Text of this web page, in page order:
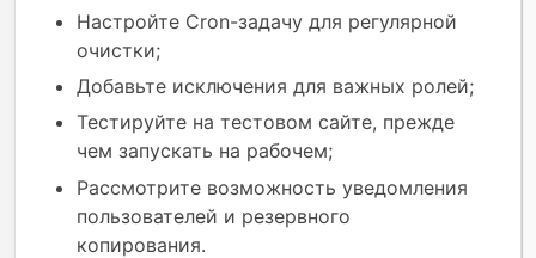
Настройте Cron-задачу для регулярной
очистки;
Добавьте исключения для важных ролей;
Тестируйте на тестовом сайте, прежде
чем запускать на рабочем;
Рассмотрите возможность уведомления
пользователей и резервного
копирования.